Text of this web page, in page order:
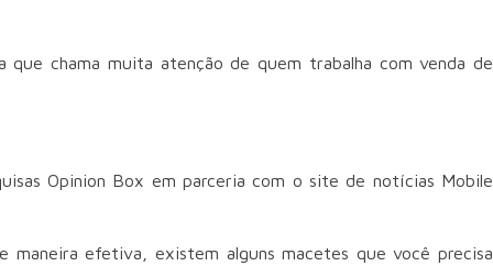
que chama muita atenção de quem trabalha com venda de
Opinion Box em parceria com o site de notícias Mobile
efetiva, existem alguns macetes que você precisa